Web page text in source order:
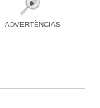
ADVERTÊNCIAS